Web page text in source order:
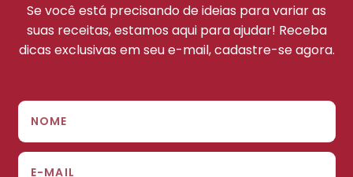
Se você está precisando de ideias para variar as
suas receitas, estamos aqui para ajudar! Receba
dicas exclusivas em seu e-mail, cadastre-se agora.